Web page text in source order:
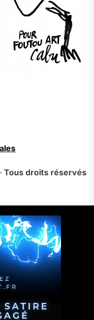
Tous droits réservés